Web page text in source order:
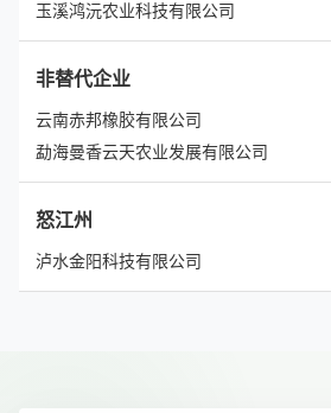
玉溪鸿沅农业科技有限公司
非替代企业
云南赤邦橡胶有限公司
勐海曼香云天农业发展有限公司
怒江州
泸水金阳科技有限公司